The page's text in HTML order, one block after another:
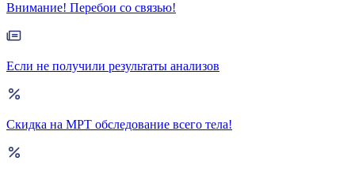
Внимание! Перебои со связью!
Если не получили результаты анализов
Скидка на МРТ обследование всего тела!